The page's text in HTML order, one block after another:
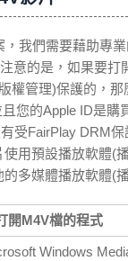
，我們需要藉助專
意的是，如果要打
權管理)保護的，
您的Apple ID是購
受FairPlay DRM
用預設播放軟體(
多媒體播放軟體(
開M4V檔的程式
Windows